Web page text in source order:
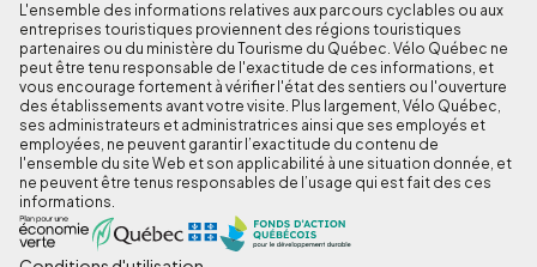
L'ensemble des informations relatives aux parcours cyclables ou aux
entreprises touristiques proviennent des régions touristiques
partenaires ou du ministère du Tourisme du Québec. Vélo Québec ne
peut être tenu responsable de l'exactitude de ces informations, et
vous encourage fortement à vérifier l'état des sentiers ou l'ouverture
des établissements avant votre visite. Plus largement, Vélo Québec,
ses administrateurs et administratrices ainsi que ses employés et
employées, ne peuvent garantir l’exactitude du contenu de
l'ensemble du site Web et son applicabilité à une situation donnée, et
ne peuvent être tenus responsables de l’usage qui est fait des ces
informations.